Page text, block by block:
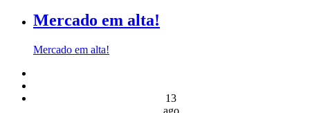
Mercado em alta!
Mercado em alta!
13
ago